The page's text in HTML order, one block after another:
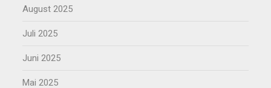
August 2025
Juli 2025
Juni 2025
Mai 2025